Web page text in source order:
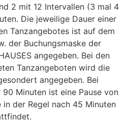
2 mit 12 Intervallen (3 mal 4
Die jeweilige Dauer einer
Tanzangebotes ist auf dem
der Buchungsmaske der
angegeben. Bei den
Tanzangeboten wird die
angegeben. Bei
Minuten ist eine Pause von
der Regel nach 45 Minuten